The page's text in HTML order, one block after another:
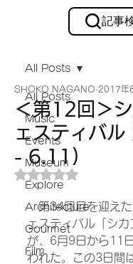
記事
All Posts
Music
Events
Museum
Explore
Architecture
Gourmet
Film
All Posts
＜第12回＞
ェスティバ
- 6.11)
SHOKO NAGANO 2017年
5つ星のうちNaNと
第34回目を迎えた
ェスティバル「シカ
が、6月9日から11
われた。この3日間